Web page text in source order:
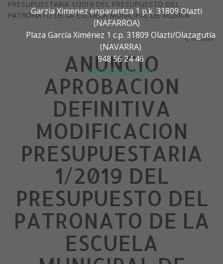
Garzia Ximenez enparantza 1 p.k. 31809 Olazti
(NAFARROA)
Plaza García Ximénez 1 c.p. 31809 Olazti/Olazagutía
(NAVARRA)
948 56 24 46
olazti@olazti.com
PRESUPUESTARIA 1/2019 DEL PRESUPUESTO DEL
PATRONATO DE LA ESCUELA MUNICIPAL DE MUSICA
Volver
ANUNCIO
APROBACION
DEFINITIVA
MODIFICACION
PRESUPUESTARIA
1/2019 DEL
PRESUPUESTO DEL
PATRONATO DE LA
ESCUELA